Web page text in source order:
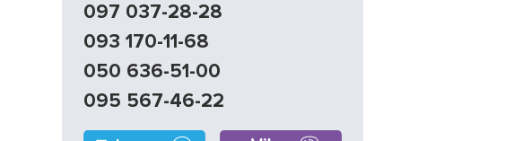
097 037-28-28
093 170-11-68
050 636-51-00
095 567-46-22